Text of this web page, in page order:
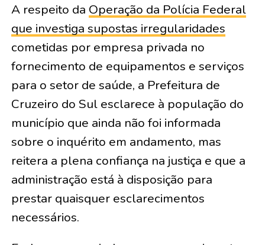
A respeito da Operação da Polícia Federal
que investiga supostas irregularidades
cometidas por empresa privada no
fornecimento de equipamentos e serviços
para o setor de saúde, a Prefeitura de
Cruzeiro do Sul esclarece à população do
município que ainda não foi informada
sobre o inquérito em andamento, mas
reitera a plena confiança na justiça e que a
administração está à disposição para
prestar quaisquer esclarecimentos
necessários.